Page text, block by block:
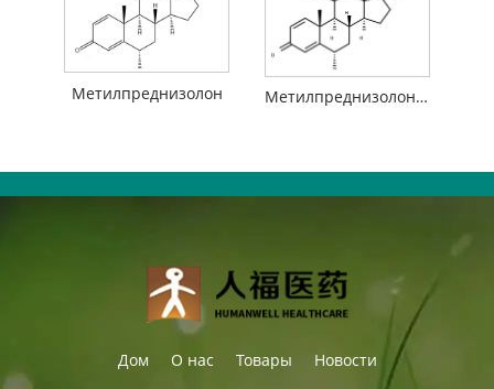
Метилпреднизолон Метилпреднизолона гемисукцинат
Дом О нас Товары Новости